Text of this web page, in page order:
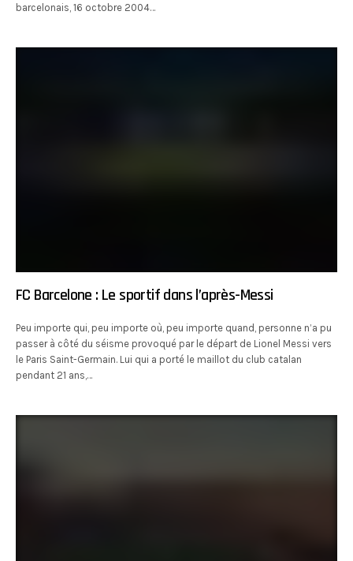
barcelonais, 16 octobre 2004…
FC Barcelone : Le sportif dans l’après-Messi
Peu importe qui, peu importe où, peu importe quand, personne n’a pu
passer à côté du séisme provoqué par le départ de Lionel Messi vers
le Paris Saint-Germain. Lui qui a porté le maillot du club catalan
pendant 21 ans,…